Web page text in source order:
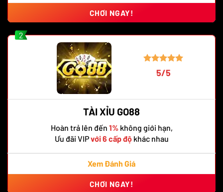
CHƠI NGAY!
2
5/5
TÀI XỈU GO88
Hoàn trả lên đến 1%không giới hạn,
Ưu đãi VIPvới 6 cấp độkhác nhau
Xem Đánh Giá
CHƠI NGAY!